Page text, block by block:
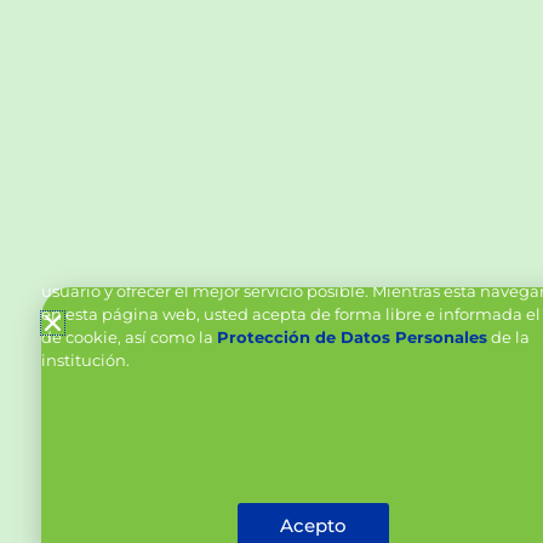
usuario y ofrecer el mejor servicio posible. Mientras está
en esta página web, usted acepta de forma libre e informada el
de cookie, así como la Protección de Datos Personalesde la
institución.
Acepto